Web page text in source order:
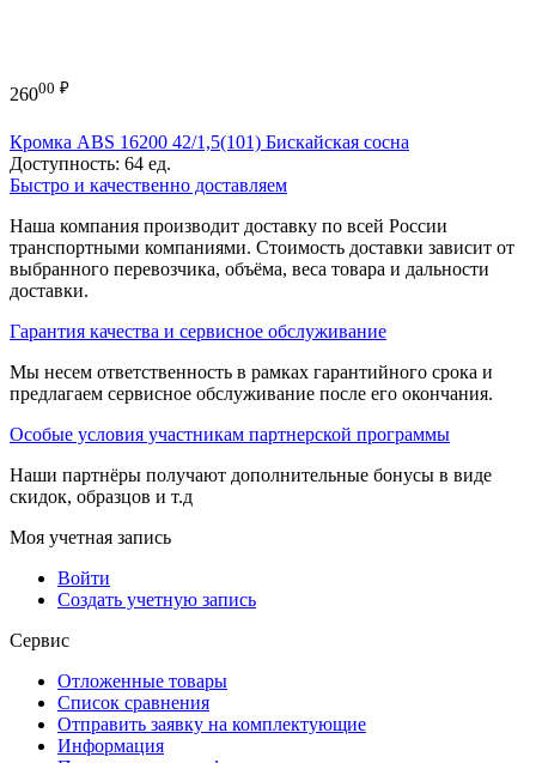
26000 ₽
Кромка ABS 16200 42/1,5(101) Бискайская сосна
Доступность: 64 ед.
Быстро и качественно доставляем
Наша компания производит доставку по всей России
транспортными компаниями. Стоимость доставки зависит от
выбранного перевозчика, объёма, веса товара и дальности
доставки.
Гарантия качества и сервисное обслуживание
Мы несем ответственность в рамках гарантийного срока и
предлагаем сервисное обслуживание после его окончания.
Особые условия участникам партнерской программы
Наши партнёры получают дополнительные бонусы в виде
скидок, образцов и т.д
Моя учетная запись
Войти
Создать учетную запись
Сервис
Отложенные товары
Список сравнения
Отправить заявку на комплектующие
Информация